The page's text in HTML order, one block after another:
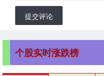
提交评论
个股实时涨跌榜